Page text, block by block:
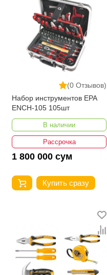
(0 Отзывов)
Набор инструментов EPA
ENCH-105 105шт
В наличии
Рассрочка
1 800 000 сум
Купить сразу